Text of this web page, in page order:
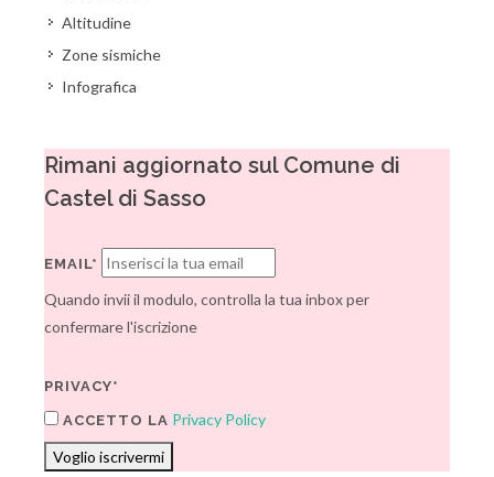
Altitudine
Zone sismiche
Infografica
Rimani aggiornato sul Comune di
Castel di Sasso
EMAIL*
Quando invii il modulo, controlla la tua inbox per
confermare l'iscrizione
PRIVACY*
ACCETTO LA Privacy Policy
Voglio iscrivermi